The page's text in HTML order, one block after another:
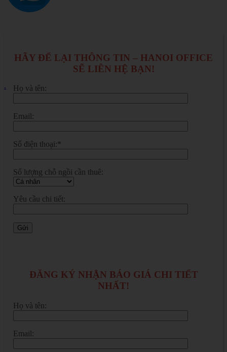
.
HÃY ĐỂ LẠI THÔNG TIN – HANOI OFFICE
SẼ LIÊN HỆ BẠN!
Họ và tên:
Email:
Số điện thoại:*
Số lượng chỗ ngồi cần thuê:
Yêu cầu chi tiết:
ĐĂNG KÝ NHẬN BÁO GIÁ CHI TIẾT
NHẤT!
Họ và tên:
Email: